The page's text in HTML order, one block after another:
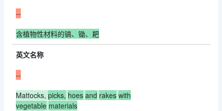
--
含植物性材料的镐、锄、耙
英文名称
--
Mattocks, picks, hoes and rakes with
vegetable materials